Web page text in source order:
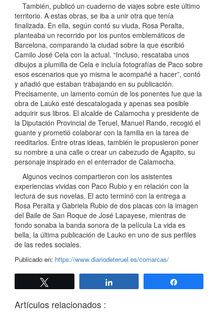
También, publicó un cuaderno de viajes sobre este último
territorio. A estas obras, se iba a unir otra que tenía
finalizada. En ella, según contó su viuda, Rosa Peralta,
planteaba un recorrido por los puntos emblemáticos de
Barcelona, comparando la ciudad sobre la que escribió
Camilo José Cela con la actual. “Incluso, rescataba unos
dibujos a plumilla de Cela e incluía fotografías de Paco sobre
esos escenarios que yo misma le acompañé a hacer”, contó
y añadió que estaban trabajando en su publicación.
Precisamente, un lamento común de los ponentes fue que la
obra de Lauko esté descatalogada y apenas sea posible
adquirir sus libros. El alcalde de Calamocha y presidente de
la Diputación Provincial de Teruel, Manuel Rando, recogió el
guante y prometió colaborar con la familia en la tarea de
reeditarlos. Entre otras ideas, también le propusieron poner
su nombre a una calle o crear un cabezudo de Agapito, su
personaje inspirado en el enterrador de Calamocha.
Algunos vecinos compartieron con los asistentes
experiencias vividas con Paco Rubio y en relación con la
lectura de sus novelas. El acto terminó con la entrega a
Rosa Peralta y Gabriela Rubio de dos placas con la imagen
del Baile de San Roque de José Lapayese, mientras de
fondo sonaba la banda sonora de la película La vida es
bella, la última publicación de Lauko en uno de sus perfiles
de las redes sociales.
Publicado en: https://www.diariodeteruel.es/comarcas/
Artículos relacionados :